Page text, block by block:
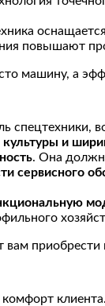
повышают
машину, а
спецтехники,
и
. Она
сервисного
вам